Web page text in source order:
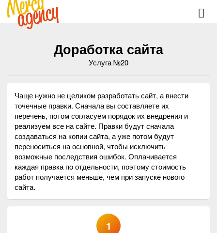
Доработка сайта
Услуга №20
Чаще нужно не целиком разработать сайт, а внести
точечные правки. Сначала вы составляете их
перечень, потом согласуем порядок их внедрения и
реализуем все на сайте. Правки будут сначала
создаваться на копии сайта, а уже потом будут
переноситься на основной, чтобы исключить
возможные последствия ошибок. Оплачивается
каждая правка по отдельности, поэтому стоимость
работ получается меньше, чем при запуске нового
сайта.
1